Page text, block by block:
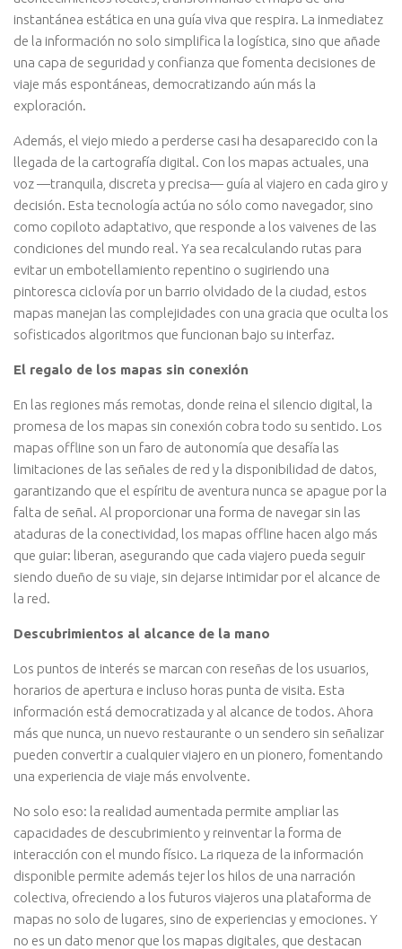
instantánea estática en una guía viva que respira. La inmediatez
de la información no solo simplifica la logística, sino que añade
una capa de seguridad y confianza que fomenta decisiones de
viaje más espontáneas, democratizando aún más la
exploración.
Además, el viejo miedo a perderse casi ha desaparecido con la
llegada de la cartografía digital. Con los mapas actuales, una
voz —tranquila, discreta y precisa— guía al viajero en cada giro y
decisión. Esta tecnología actúa no sólo como navegador, sino
como copiloto adaptativo, que responde a los vaivenes de las
condiciones del mundo real. Ya sea recalculando rutas para
evitar un embotellamiento repentino o sugiriendo una
pintoresca ciclovía por un barrio olvidado de la ciudad, estos
mapas manejan las complejidades con una gracia que oculta los
sofisticados algoritmos que funcionan bajo su interfaz.
El regalo de los mapas sin conexión
En las regiones más remotas, donde reina el silencio digital, la
promesa de los mapas sin conexión cobra todo su sentido. Los
mapas offline son un faro de autonomía que desafía las
limitaciones de las señales de red y la disponibilidad de datos,
garantizando que el espíritu de aventura nunca se apague por la
falta de señal. Al proporcionar una forma de navegar sin las
ataduras de la conectividad, los mapas offline hacen algo más
que guiar: liberan, asegurando que cada viajero pueda seguir
siendo dueño de su viaje, sin dejarse intimidar por el alcance de
la red.
Descubrimientos al alcance de la mano
Los puntos de interés se marcan con reseñas de los usuarios,
horarios de apertura e incluso horas punta de visita. Esta
información está democratizada y al alcance de todos. Ahora
más que nunca, un nuevo restaurante o un sendero sin señalizar
pueden convertir a cualquier viajero en un pionero, fomentando
una experiencia de viaje más envolvente.
No solo eso: la realidad aumentada permite ampliar las
capacidades de descubrimiento y reinventar la forma de
interacción con el mundo físico. La riqueza de la información
disponible permite además tejer los hilos de una narración
colectiva, ofreciendo a los futuros viajeros una plataforma de
mapas no solo de lugares, sino de experiencias y emociones. Y
no es un dato menor que los mapas digitales, que destacan